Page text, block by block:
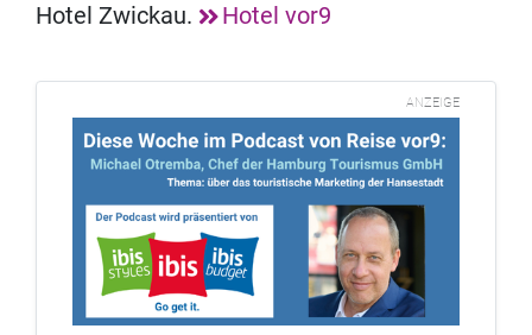
Hotel Zwickau.
Hotel vor9
ANZEIGE